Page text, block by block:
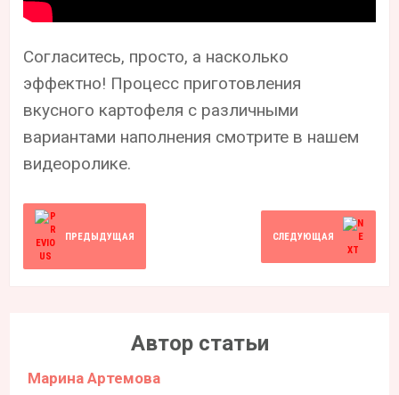
Согласитесь, просто, а насколько
эффектно! Процесс приготовления
вкусного картофеля с различными
вариантами наполнения смотрите в нашем
видеоролике.
ПРЕДЫДУЩАЯ СЛЕДУЮЩАЯ
Автор статьи
Марина Артемова